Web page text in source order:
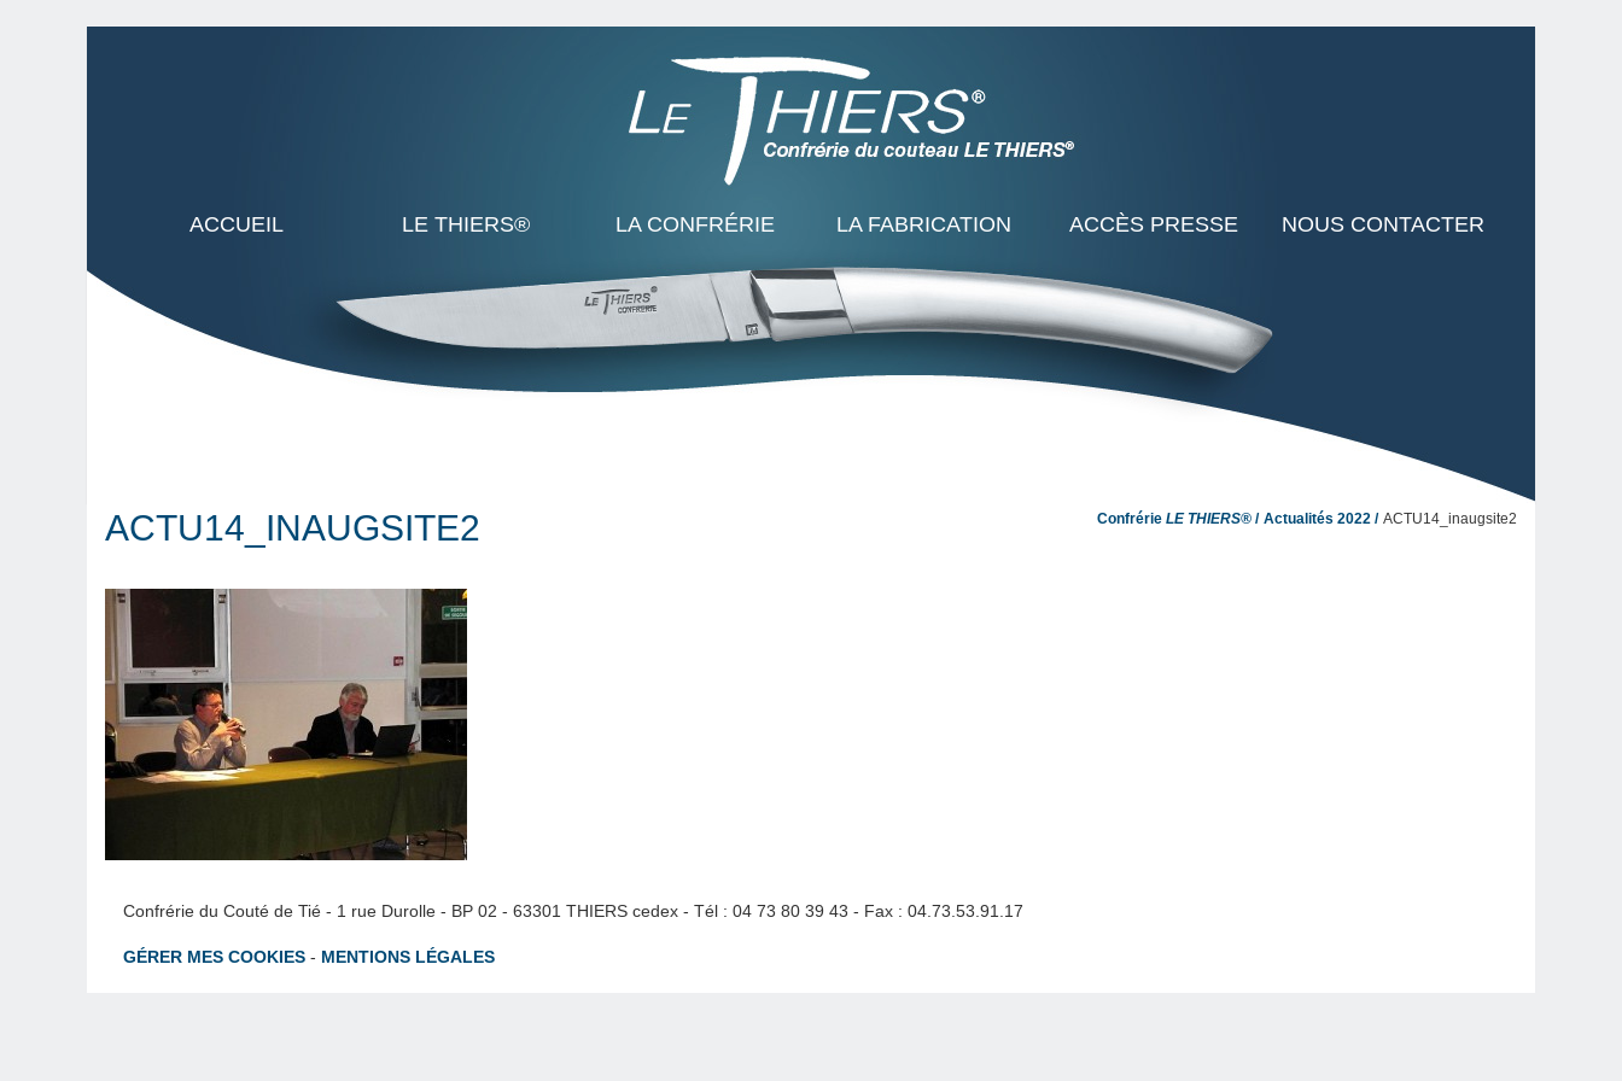
ACCUEIL LE THIERS® LA CONFRÉRIE LA FABRICATION ACCÈS PRESSE NOUS CONTACTER
ACTU14_INAUGSITE2 Confrérie LE THIERS® Actualités 2022 ACTU14_inaugsite2
Confrérie du Couté de Tié - 1 rue Durolle - BP 02 - 63301 THIERS cedex - Tél : 04 73 80 39 43 - Fax : 04.73.53.91.17
GÉRER MES COOKIES - MENTIONS LÉGALES